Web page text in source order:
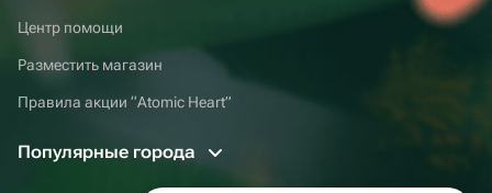
Центр помощи
Разместить магазин
Правила акции “Atomic Heart”
Популярные города